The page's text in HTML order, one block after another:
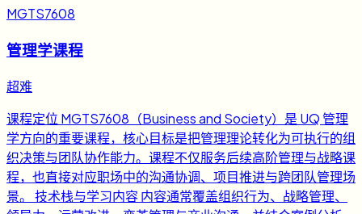
MGTS7608
管理学课程
超难
课程定位 MGTS7608（Business and Society）是 UQ 管理
学方向的重要课程，核心目标是把管理理论转化为可执行的组
织决策与团队协作能力。课程不仅服务后续高阶管理与战略课
程，也直接对应职场中的沟通协调、项目推进与跨团队管理场
景。 技术栈与学习内容 内容通常覆盖组织行为、战略管理、